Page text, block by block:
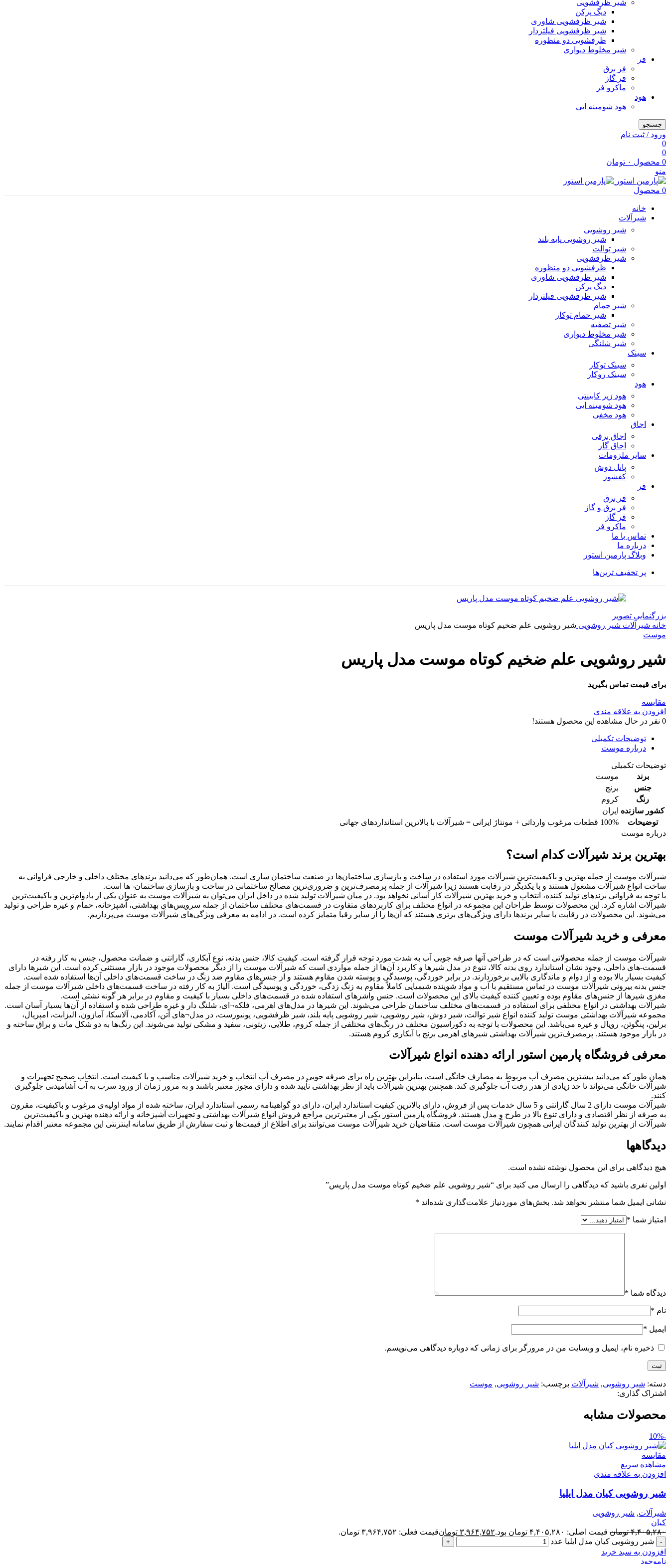
شیر ظرفشویی
دیگ پرکن
شیر ظرفشویی شاوری
شیر ظرفشویی فیلتردار
ظرفشویی دو منظوره
شیر مخلوط دیواری
فر
فر برق
فر گاز
ماكرو فر
هود
هود شومینه ایی
جستجو
ورود / ثبت نام
0
0
0 محصول ۰ تومان
منو
0 محصول
خانه
شیرآلات
شیر روشویی
شیر روشویی پایه بلند
شیر توالت
شیر ظرفشویی
ظرفشویی دو منظوره
شیر ظرفشویی شاوری
دیگ پرکن
شیر ظرفشویی فیلتردار
شیر حمام
شیر حمام توکار
شیر تصفیه
شیر مخلوط دیواری
شیر شلنگی
سینک
سینک توکار
سینک روکار
هود
هود زیر كابینتی
هود شومینه ایی
هود مخفى
اجاق
اجاق برقى
اجاق گاز
سایر ملزومات
پانل دوش
کفشور
فر
فر برق
فر برق و گاز
فر گاز
ماكرو فر
تماس با ما
درباره ما
وبلاگ پارمین استور
پر تخفیف ترین‌ها
بزرگنمایی تصویر
خانه شیرآلات شیر روشویی شیر روشویی علم ضخیم کوتاه موست مدل پاریس
موست
شیر روشویی علم ضخیم کوتاه موست مدل پاریس
برای قیمت تماس بگیرید
مقایسه
افزودن به علاقه مندی
0 نفر در حال مشاهده این محصول هستند!
توضیحات تکمیلی
درباره موست
توضیحات تکمیلی
برند
موست
جنس
برنج
رنگ
کروم
کشور سازنده ایران
توضیحات
100% قطعات مرغوب وارداتی + مونتاژ ایرانی = شیرآلات با بالاترین استانداردهای جهانی
درباره موست
بهترین برند شیرآلات کدام است؟
شیرآلات موست از جمله بهترین و باکیفیت‌ترین شیرآلات مورد استفاده در ساخت و بازسازی ساختمان‌ها در صنعت ساختمان سازی است. همان‌طور که می‌دانید برندهای مختلف داخلی و خارجی فراوانی به
ساخت انواع شیرآلات مشغول هستند و با یکدیگر در رقابت هستند زیرا شیرآلات از جمله پرمصرف‌ترین و ضروری‌ترین مصالح ساختمانی در ساخت و بازسازی ساختمان¬ها است.
با توجه به فراوانی برندهای تولید کننده، انتخاب و خرید بهترین شیرآلات کار آسانی نخواهد بود. در میان شیرآلات تولید شده در داخل ایران می‌توان به شیرآلات موست به عنوان یکی از بادوام‌ترین و باکیفیت‌ترین
شیرآلات اشاره کرد. این محصولات توسط طراحان این مجموعه در انواع مختلف برای کاربردهای متفاوت در قسمت‌های مختلف ساختمان از جمله سرویس‌های بهداشتی، آشپزخانه، حمام و غیره طراحی و تولید
می‌شوند. این محصولات در رقابت با سایر برندها دارای ویژگی‌های برتری هستند که آن‌ها را از سایر رقبا متمایز کرده است. در ادامه به معرفی ویژگی‌های شیرآلات موست می‌پردازیم.
معرفی و خرید شیرآلات موست
شیرآلات موست از جمله محصولاتی است که در طراحی آنها صرفه جویی آب به شدت مورد توجه قرار گرفته است. کیفیت کالا، جنس بدنه، نوع آبکاری، گارانتی و ضمانت محصول، جنس به کار رفته در
قسمت-های داخلی، وجود نشان استاندارد روی بدنه کالا، تنوع در مدل شیرها و کاربرد آن‌ها از جمله مواردی است که شیرآلات موست را از دیگر محصولات موجود در بازار مستثنی کرده است. این شیرها دارای
کیفیت بسیار بالا بوده و از دوام و ماندگاری بالایی برخوردارند. در برابر خوردگی، پوسیدگی و پوسته شدن مقاوم هستند و از جنس‌های مقاوم ضد زنگ در ساخت قسمت‌های داخلی آن‌ها استفاده شده است.
جنس بدنه بیرونی شیرآلات موست در تماس مستقیم با آب و مواد شوینده شیمیایی کاملاً مقاوم به زنگ زدگی، خوردگی و پوسیدگی است. آلیاژ به کار رفته در ساخت قسمت‌های داخلی شیرآلات موست از جمله
مغزی شیرها از جنس‌های مقاوم بوده و تعیین کننده کیفیت بالای این محصولات است. جنس واشرهای استفاده شده در قسمت‌های داخلی بسیار با کیفیت و مقاوم در برابر هر گونه نشتی است.
شیرآلات بهداشتی در انواع مختلفی برای استفاده در قسمت‌های مختلف ساختمان طراحی می‌شوند. این شیرها در مدل‌های اهرمی، فلکه¬ای، شلنگ دار و غیره طراحی شده و استفاده از آن‌ها بسیار آسان است.
مجموعه شیرآلات بهداشتی موست تولید کننده انواع شیر توالت، شیر دوش، شیر روشویی، شیر روشویی پایه بلند، شیر ظرفشویی، یونیورست، در مدل¬های آتن، آکادمی، آلاسکا، آمازون، الیزابت، امپریال،
برلین، پنگوئن، رویال و غیره می‌باشد. این محصولات با توجه به دکوراسیون مختلف در رنگ‌های مختلفی از جمله کروم، طلایی، زیتونی، سفید و مشکی تولید می‌شوند. این رنگ‌ها به دو شکل مات و براق ساخته و
در بازار موجود هستند. پرمصرف‌ترین شیرآلات بهداشتی شیرهای اهرمی برنج با آبکاری کروم هستند.
معرفی فروشگاه پارمین استور ارائه دهنده انواع شیرآلات
همان طور که می‌دانید بیشترین مصرف آب مربوط به مصارف خانگی است، بنابراین بهترین راه برای صرفه جویی در مصرف آب انتخاب و خرید شیرآلات مناسب و با کیفیت است. انتخاب صحیح تجهیزات و
شیرآلات خانگی می‌تواند تا حد زیادی از هدر رفت آب جلوگیری کند. همچنین بهترین شیرآلات باید از نظر بهداشتی تأیید شده و دارای مجوز معتبر باشند و به مرور زمان از ورود سرب به آب آشامیدنی جلوگیری
کنند.
شیرآلات موست دارای 2 سال گارانتی و 5 سال خدمات پس از فروش، دارای بالاترین کیفیت استاندارد ایران، دارای دو گواهینامه رسمی استاندارد ایران، ساخته شده از مواد اولیه‌ی مرغوب و باکیفیت، مقرون
به صرفه از نظر اقتصادی و دارای تنوع بالا در طرح و مدل هستند. فروشگاه پارمین استور یکی از معتبرترین مراجع فروش انواع شیرآلات بهداشتی و تجهیزات آشپزخانه و ارائه دهنده بهترین و باکیفیت‌ترین
شیرآلات از بهترین تولید کنندگان ایرانی همچون شیرآلات موست است. متقاضیان خرید شیرآلات موست می‌توانند برای اطلاع از قیمت‌ها و ثبت سفارش از طریق سامانه اینترنتی این مجموعه معتبر اقدام نمایند.
دیدگاهها
هیچ دیدگاهی برای این محصول نوشته نشده است.
اولین نفری باشید که دیدگاهی را ارسال می کنید برای “شیر روشویی علم ضخیم کوتاه موست مدل پاریس”
نشانی ایمیل شما منتشر نخواهد شد. بخش‌های موردنیاز علامت‌گذاری شده‌اند *
امتیاز شما *
دیدگاه شما *
نام *
ایمیل *
ذخیره نام، ایمیل و وبسایت من در مرورگر برای زمانی که دوباره دیدگاهی می‌نویسم.
دسته: شیر روشویی, شیرآلات برچسب: شیر روشویی, موست
اشتراک گذاری:
محصولات مشابه
-10%
مقایسه
مشاهده سریع
افزودن به علاقه مندی
شیر روشویی کیان مدل ایلیا
شیرآلات, شیر روشویی
کیان
۴,۴۰۵,۲۸۰ تومان قیمت اصلی: ۴,۴۰۵,۲۸۰ تومان بود. ۳,۹۶۴,۷۵۲ تومانقیمت فعلی: ۳,۹۶۴,۷۵۲ تومان.
شیر روشویی کیان مدل ایلیا عدد
افزودن به سبد خرید
ناموجود